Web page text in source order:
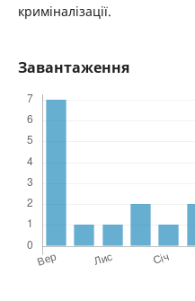
криміналізації.
Завантаження